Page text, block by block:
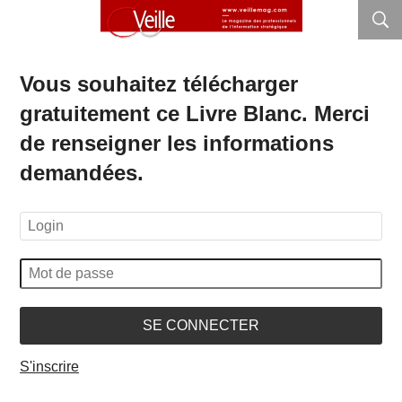
Vous souhaitez télécharger
gratuitement ce Livre Blanc. Merci
de renseigner les informations
demandées.
SE CONNECTER
S'inscrire